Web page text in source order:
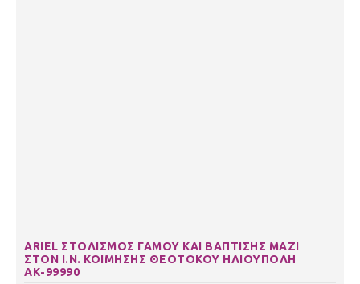
ARIEL ΣΤΟΛΙΣΜΟΣ ΓΑΜΟΥ ΚΑΙ ΒΑΠΤΙΣΗΣ ΜΑΖΙ
ΣΤΟN Ι.Ν. ΚΟΙΜΗΣΗΣ ΘΕΟΤΟΚΟΥ ΗΛΙΟΥΠΟΛΗ
ΑΚ-99990